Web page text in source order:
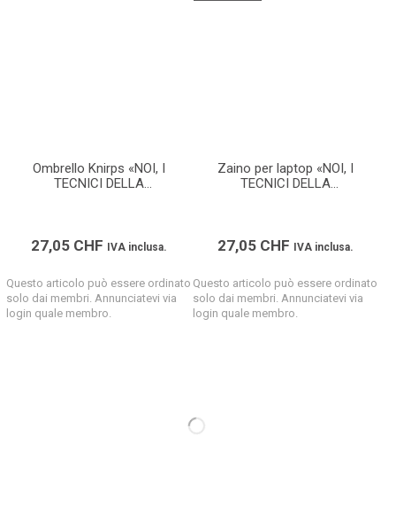
Ombrello Knirps «NOI, I
TECNICI DELLA
27,05 CHF IVA inclusa.
Questo articolo può essere ordinato
solo dai membri. Annunciatevi via
login quale membro.
Zaino per laptop «NOI, I
TECNICI DELLA
27,05 CHF IVA inclusa.
Questo articolo può essere ordinato
solo dai membri. Annunciatevi via
login quale membro.